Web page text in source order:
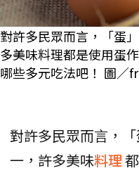
對許多民眾而言，「蛋
多美味料理都是使用蛋
哪些多元吃法吧！ 圖／
對許多民眾而言，
一，許多美味料理